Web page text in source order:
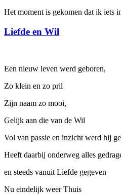
Het moment is gekomen dat ik iets
Liefde en Wil
Een nieuw leven werd geboren,
Zo klein en zo pril
Zijn naam zo mooi,
Gelijk aan die van de Wil
Vol van passie en inzicht werd hij
Heeft daarbij onderweg alles
en steeds vanuit Liefde gegeven
Nu eindelijk weer Thuis